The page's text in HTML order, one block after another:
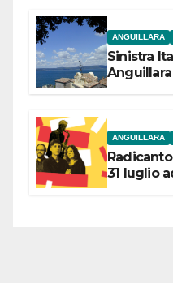
ANGUILLARA
Sinistra
ANGUILLARA
31 luglio